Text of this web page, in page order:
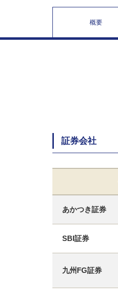
概要
証券会社
あかつき証券
SBI証券
九州FG証券